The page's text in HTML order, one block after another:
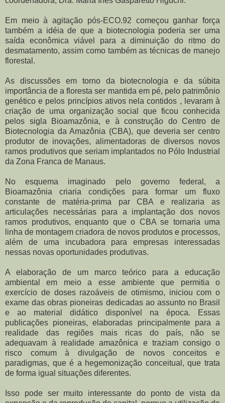
Em meio à agitação pós-ECO.92 começou ganhar força
também a idéia de que a biotecnologia poderia ser uma
saída econômica viável para a diminuição do ritmo do
desmatamento, assim como também as técnicas de manejo
florestal.
As discussões em torno da biotecnologia e da súbita
importância de a floresta ser mantida em pé, pelo patrimônio
genético e pelos princípios ativos nela contidos , levaram à
criação de uma organização social que ficou conhecida
pelos sigla Bioamazônia, e à construção do Centro de
Biotecnologia da Amazônia (CBA), que deveria ser centro
produtor de inovações, alimentadoras de diversos novos
ramos produtivos que seriam implantados no Pólo Industrial
da Zona Franca de Manaus.
No esquema imaginado pelo governo federal, a
Bioamazônia criaria condições para formar um fluxo
constante de matéria-prima par CBA e realizaria as
articulações necessárias para a implantação dos novos
ramos produtivos, enquanto que o CBA se tornaria uma
linha de montagem criadora de novos produtos e processos,
além de uma incubadora para empresas interessadas
nessas novas oportunidades produtivas.
A elaboração de um marco teórico para a educação
ambiental em meio a esse ambiente que permitia o
exercício de doses razoáveis de otimismo, iniciou com o
exame das obras pioneiras dedicadas ao assunto no Brasil
e ao material didático disponível na época. Essas
publicações pioneiras, elaboradas principalmente para a
realidade das regiões mais ricas do país, não se
adequavam à realidade amazônica e traziam consigo o
risco comum à divulgação de novos conceitos e
paradigmas, que é a hegemonização conceitual, que trata
de forma igual situações diferentes.
Isso pode ser muito interessante do ponto de vista da